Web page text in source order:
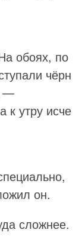
обоях, по
чёрн
—
к утру исче
он.
сложнее.